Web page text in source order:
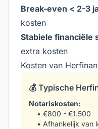
Break-even < 2-3
kosten
Stabiele financiële
extra kosten
Kosten van
💰 Typische
Notariskosten:
• €800 - €1.500
• Afhankelijk van